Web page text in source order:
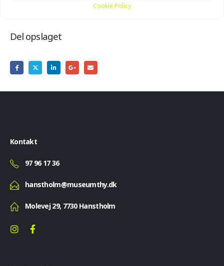
Cookie Policy
Del opslaget
Kontakt
97 96 17 36
hanstholm@museumthy.dk
Molevej 29, 7730 Hanstholm